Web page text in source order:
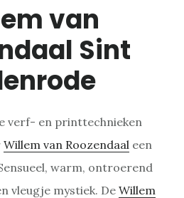
van
Sint
verf- en printtechnieken
Willem van Roozendaal een
warm, ontroerend
vleugje mystiek. De Willem